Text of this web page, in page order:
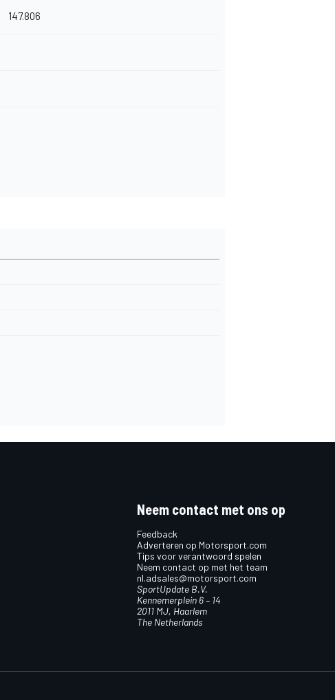
147.806
Neem contact met ons op
Feedback
Adverteren op Motorsport.com
Tips voor verantwoord spelen
Neem contact op met het team
nl.adsales@motorsport.com
SportUpdate B.V.
Kennemerplein 6 – 14
2011 MJ, Haarlem
The Netherlands